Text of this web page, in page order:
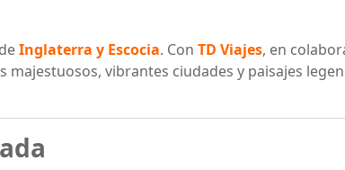
Inglaterra y Escocia. Con TD Viajes, en
majestuosos, vibrantes ciudades y paisajes